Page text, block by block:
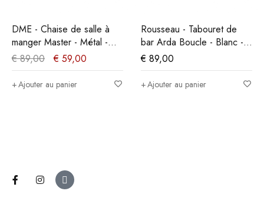
DME - Chaise de salle à
manger Master - Métal -
Noir - 35x86x36cm
€89,00 € 59,00
Ajouter au panier
Rousseau - Tabouret de
bar Arda Boucle - Blanc -
86x49x46 cm
€ 89,00
Ajouter au panier